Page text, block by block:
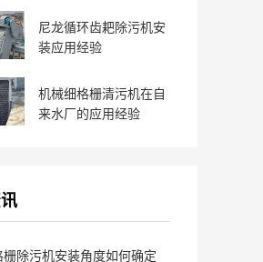
尼龙循环齿耙除污机安
装应用经验
机械细格栅清污机在自
来水厂的应用经验
除污机安装角度如何确定